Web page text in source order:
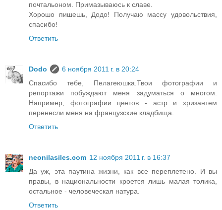
почтальоном. Примазываюсь к славе.
Хорошо пишешь, Додо! Получаю массу удовольствия,
спасибо!
Ответить
Dodo
6 ноября 2011 г. в 20:24
Спасибо тебе, Пелагеюшка.Твои фотографии и
репортажи побуждают меня задуматься о многом.
Например, фотографии цветов - астр и хризантем
перенесли меня на французские кладбища.
Ответить
neonilasiles.com 12 ноября 2011 г. в 16:37
Да уж, эта паутина жизни, как все переплетено. И вы
правы, в национальности кроется лишь малая толика,
остальное - человеческая натура.
Ответить